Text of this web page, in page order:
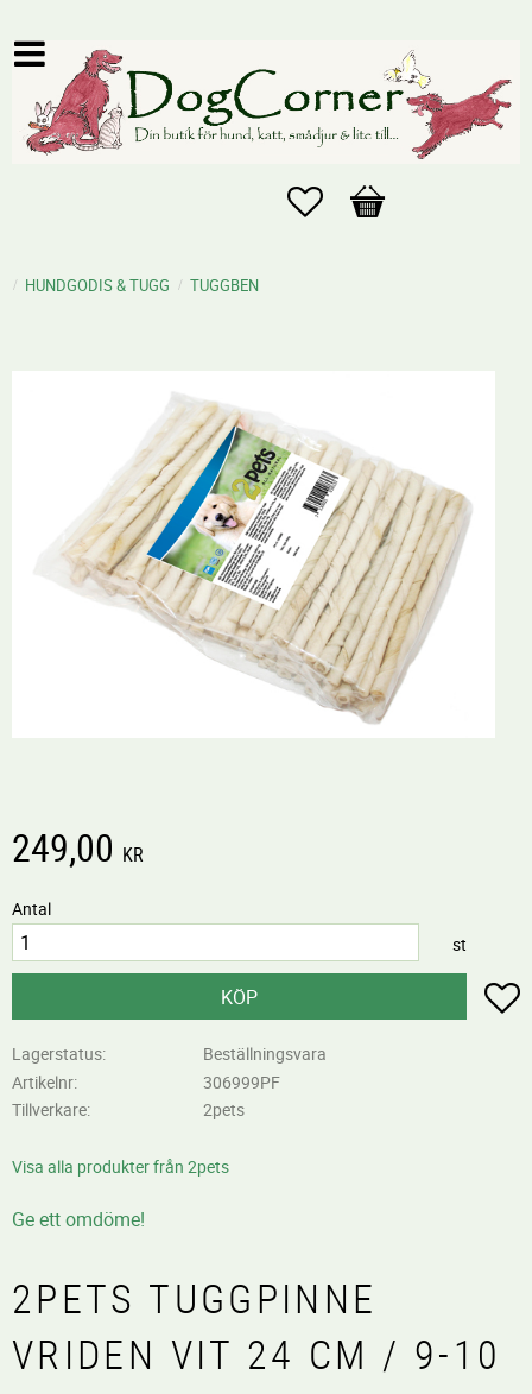
Favoriter
Kundvagn
HUNDGODIS & TUGG TUGGBEN
249,00 KR
Antal
st
KÖP
Lagerstatus
Beställningsvara
Artikelnr
306999PF
Tillverkare
2pets
Visa alla produkter från 2pets
Ge ett omdöme!
2PETS TUGGPINNE
VRIDEN VIT 24 CM / 9-10